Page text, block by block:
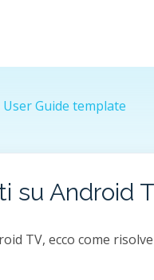
User Guide template
su Android
TV, ecco come